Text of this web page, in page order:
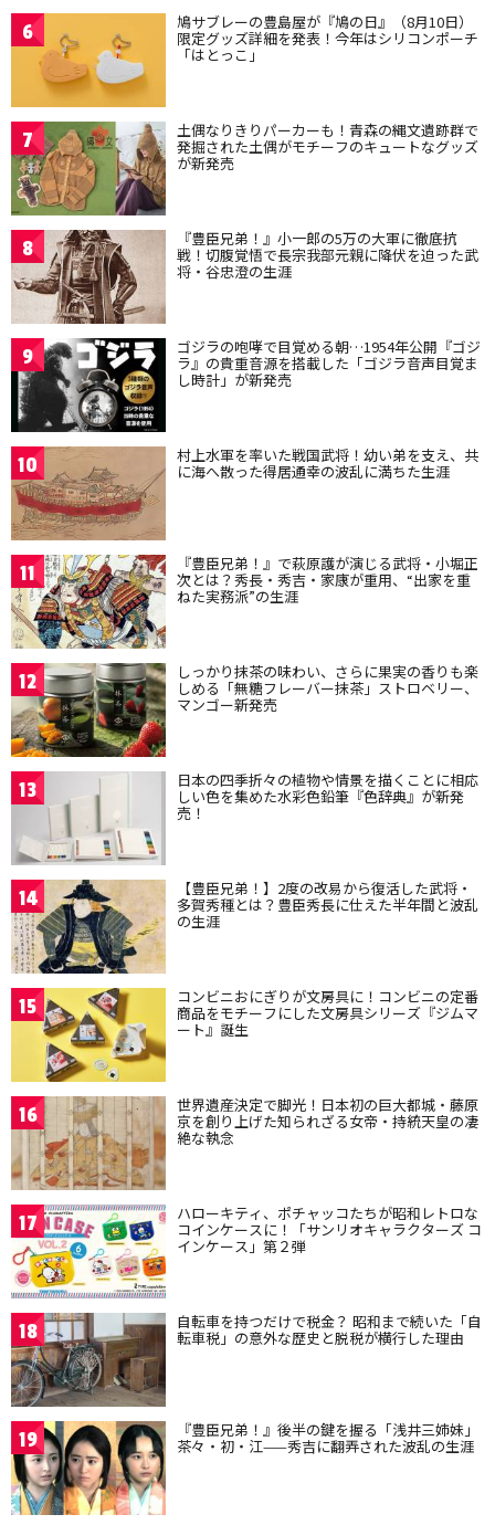
6 鳩サブレーの豊島屋が『鳩の日』（8月10日）
限定グッズ詳細を発表！今年はシリコンポーチ
「はとっこ」
7 土偶なりきりパーカーも！青森の縄文遺跡群で
発掘された土偶がモチーフのキュートなグッズ
が新発売
8 『豊臣兄弟！』小一郎の5万の大軍に徹底抗
戦！切腹覚悟で長宗我部元親に降伏を迫った武
将・谷忠澄の生涯
9 ゴジラの咆哮で目覚める朝…1954年公開『ゴジ
ラ』の貴重音源を搭載した「ゴジラ音声目覚ま
し時計」が新発売
10 村上水軍を率いた戦国武将！幼い弟を支え、共
に海へ散った得居通幸の波乱に満ちた生涯
11 『豊臣兄弟！』で萩原護が演じる武将・小堀正
次とは？秀長・秀吉・家康が重用、“出家を重
ねた実務派”の生涯
12 しっかり抹茶の味わい、さらに果実の香りも楽
しめる「無糖フレーバー抹茶」ストロベリー、
マンゴー新発売
13 日本の四季折々の植物や情景を描くことに相応
しい色を集めた水彩色鉛筆『色辞典』が新発
売！
14 【豊臣兄弟！】2度の改易から復活した武将・
多賀秀種とは？豊臣秀長に仕えた半年間と波乱
の生涯
15 コンビニおにぎりが文房具に！コンビニの定番
商品をモチーフにした文房具シリーズ『ジムマ
ート』誕生
16 世界遺産決定で脚光！日本初の巨大都城・藤原
京を創り上げた知られざる女帝・持統天皇の凄
絶な執念
17 ハローキティ、ポチャッコたちが昭和レトロな
コインケースに！「サンリオキャラクターズ コ
インケース」第２弾
18 自転車を持つだけで税金？ 昭和まで続いた「自
転車税」の意外な歴史と脱税が横行した理由
19 『豊臣兄弟！』後半の鍵を握る「浅井三姉妹」
茶々・初・江——秀吉に翻弄された波乱の生涯